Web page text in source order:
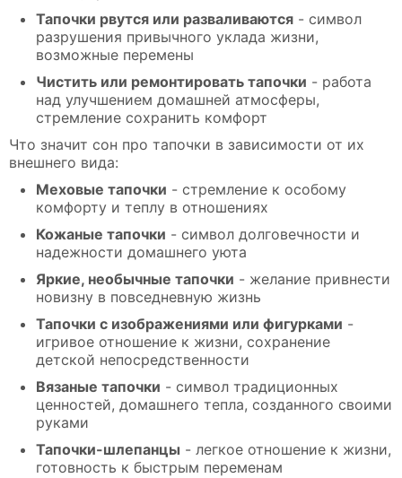
Тапочки рвутся или разваливаются - символ
разрушения привычного уклада жизни,
возможные перемены
Чистить или ремонтировать тапочки - работа
над улучшением домашней атмосферы,
стремление сохранить комфорт
Что значит сон про тапочки в зависимости от их
внешнего вида:
Меховые тапочки - стремление к особому
комфорту и теплу в отношениях
Кожаные тапочки - символ долговечности и
надежности домашнего уюта
Яркие, необычные тапочки - желание привнести
новизну в повседневную жизнь
Тапочки с изображениями или фигурками -
игривое отношение к жизни, сохранение
детской непосредственности
Вязаные тапочки - символ традиционных
ценностей, домашнего тепла, созданного своими
руками
Тапочки-шлепанцы - легкое отношение к жизни,
готовность к быстрым переменам